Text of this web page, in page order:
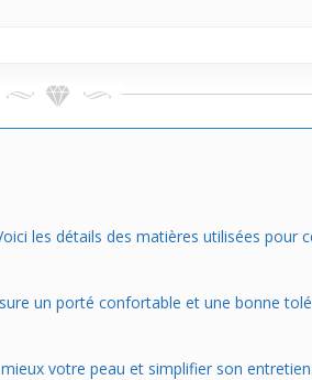
les détails des matières utilisées pour
un porté confortable et une bonne
votre peau et simplifier son